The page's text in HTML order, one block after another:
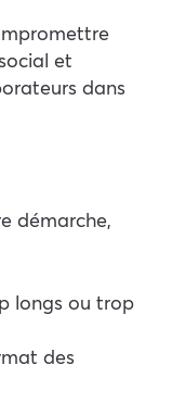
et
dans
démarche,
longs ou trop
des